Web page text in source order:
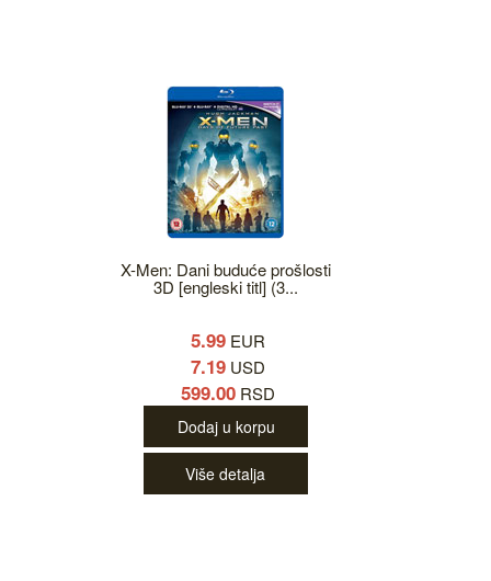
X-Men: Dani buduće prošlosti
3D [engleski titl] (3...
5.99 EUR
7.19 USD
599.00 RSD
Dodaj u korpu
Više detalja